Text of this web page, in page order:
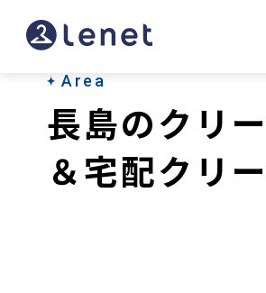
長
島
Area
長島のクリ
＆宅配クリ